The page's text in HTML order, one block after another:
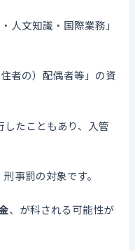
人文知識・国際業務」
者の）配偶者等」の資
たこともあり、入管
事罰の対象です。
、が科される可能性が